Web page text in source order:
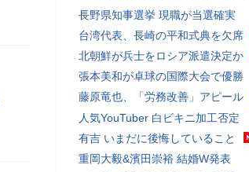
長野県知事選挙 現職が当選確実
台湾代表、長崎の平和式典を欠席
北朝鮮が兵士をロシア派遣決定か
張本美和が卓球の国際大会で優勝
藤原竜也、「労務改善」アピール
人気YouTuber 白ビキニ加工否定
有吉 いまだに後悔していること
重岡大毅&濱田崇裕 結婚W発表